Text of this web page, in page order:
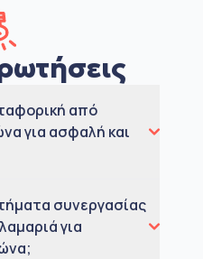
από
για ασφαλή και
συνεργασίας
για